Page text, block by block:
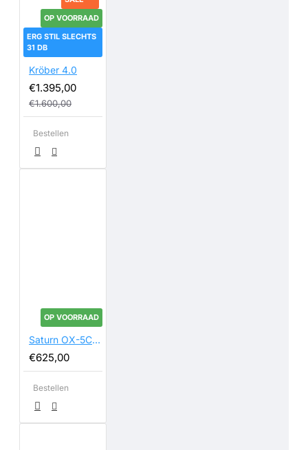
OP VOORRAAD
ERG STIL SLECHTS
31 DB
Kröber 4.0
€1.395,00
€1.600,00
Bestellen
OP VOORRAAD
Saturn OX-5C Zuurstofconcentrator
€625,00
Bestellen